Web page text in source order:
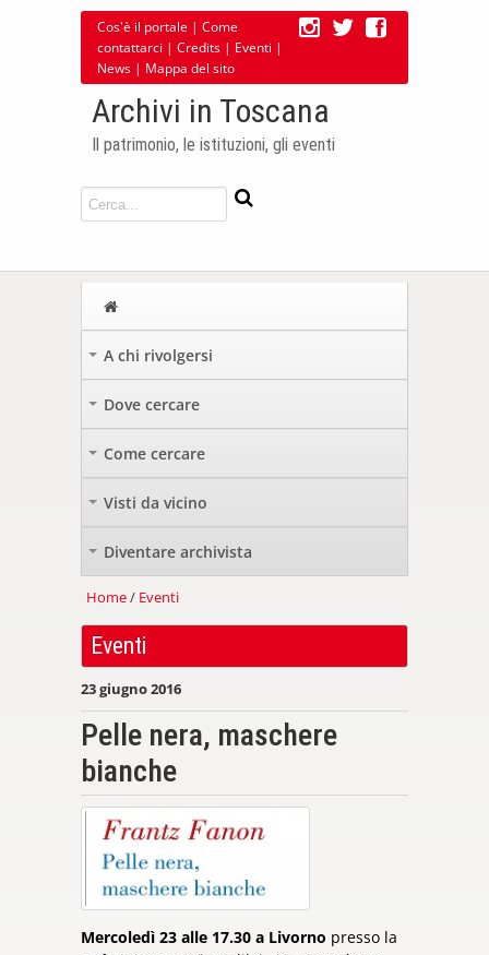
Cos'è il portale | Come
contattarci | Credits | Eventi |
News | Mappa del sito
Archivi in Toscana
Il patrimonio, le istituzioni, gli eventi
A chi rivolgersi
Dove cercare
Come cercare
Visti da vicino
Diventare archivista
Home/ Eventi
Eventi
23 giugno 2016
Pelle nera, maschere
bianche
Mercoledì 23 alle 17.30 a Livorno presso la